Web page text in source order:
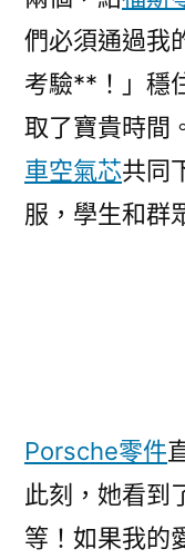
們必須通過我
考驗**！」穩
取了寶貴時間
車空氣芯共同
服，學生和群
Porsche零件
此刻，她看到
等！如果我的